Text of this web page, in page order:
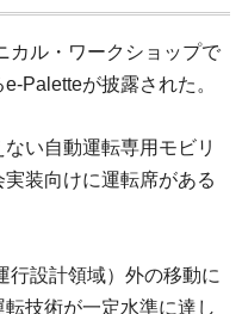
カル・ワークショップで
Paletteが披露された。
い自動運転専用モビリ
装向けに運転席がある
行設計領域）外の移動に
技術が一定水準に達し